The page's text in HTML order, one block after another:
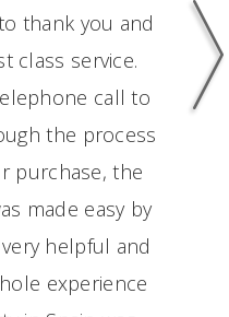
thank you and
class service.
call to
the process
purchase, the
made easy by
helpful and
experience